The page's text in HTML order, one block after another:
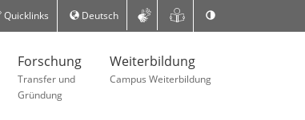
Quicklinks Deutsch
Forschung
Transfer und
Gründung
Weiterbildung
Campus Weiterbildung